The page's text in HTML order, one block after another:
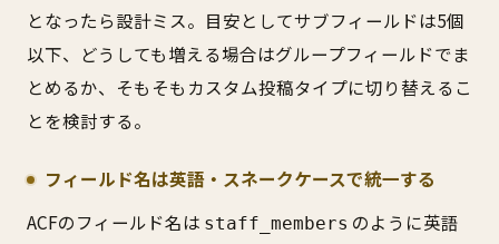
となったら設計ミス。目安としてサブフィールドは5個
以下、どうしても増える場合はグループフィールドでま
とめるか、そもそもカスタム投稿タイプに切り替えるこ
とを検討する。
フィールド名は英語・スネークケースで統一する
ACFのフィールド名は staff_members のように英語